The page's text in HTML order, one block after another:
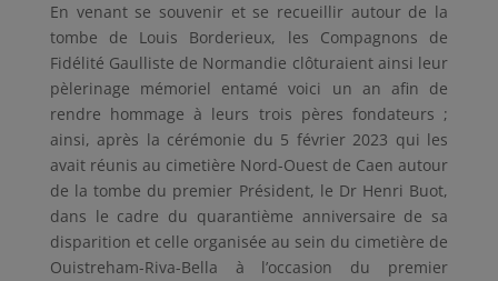
En venant se souvenir et se recueillir autour de la
tombe de Louis Borderieux, les Compagnons de
Fidélité Gaulliste de Normandie clôturaient ainsi leur
pèlerinage mémoriel entamé voici un an afin de
rendre hommage à leurs trois pères fondateurs ;
ainsi, après la cérémonie du 5 février 2023 qui les
avait réunis au cimetière Nord-Ouest de Caen autour
de la tombe du premier Président, le Dr Henri Buot,
dans le cadre du quarantième anniversaire de sa
disparition et celle organisée au sein du cimetière de
Ouistreham-Riva-Bella à l’occasion du premier